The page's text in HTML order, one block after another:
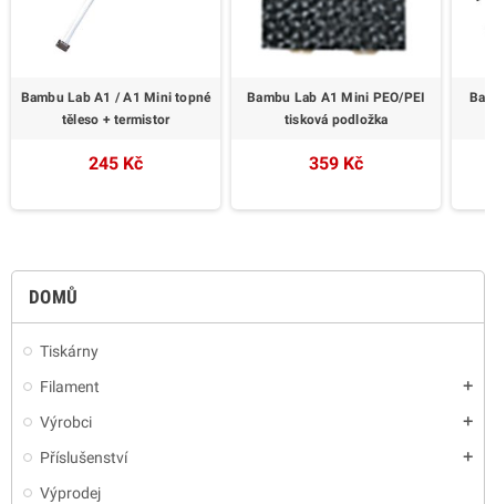
DOMŮ
Tiskárny
Filament
add
Výrobci add
Příslušenství add
Výprodej
Bambu Lab A1 / A1 Mini topné
těleso + termistor
245 Kč
Bambu Lab A1 Mini PEO/PEI
tisková podložka
359 Kč